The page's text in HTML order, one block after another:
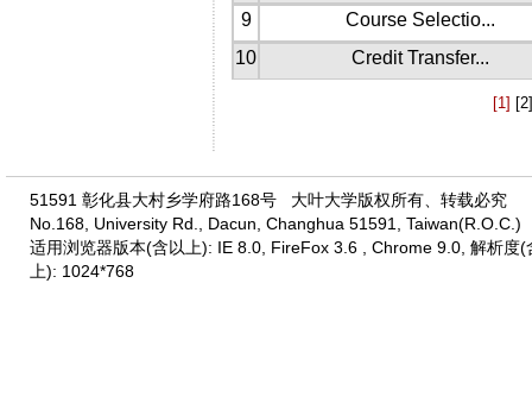
9
Course Selectio...
10
Credit Transfer...
[1]
51591 彰化县大村乡学府路168号 大叶大学版权所有、转载必究
No.168, University Rd., Dacun, Changhua 51591, Taiwan(R.O.C.)
适用浏览器版本(含以上): IE 8.0, FireFox 3.6 , Chrome 9.0, 解析度(
上): 1024*768